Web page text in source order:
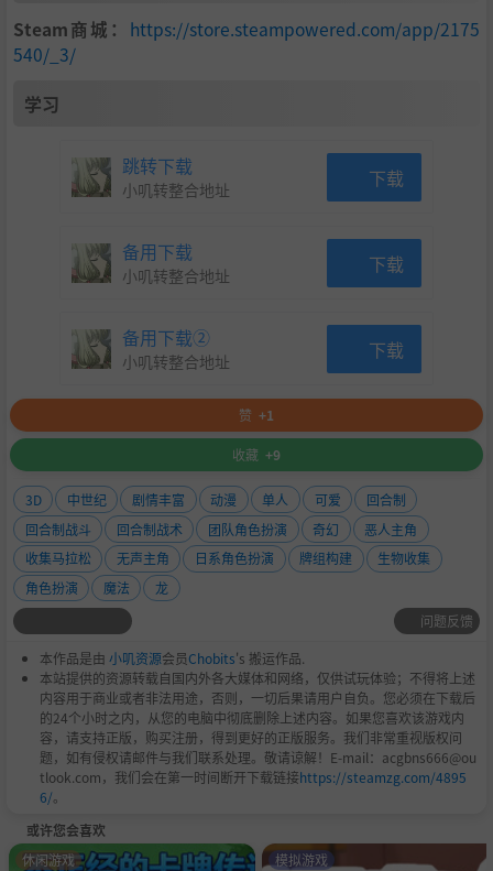
Steam商城： https://store.steampowered.com/app/2175
540/_3/
学习
跳转下载
小叽转整合地址 下载
备用下载
小叽转整合地址 下载
备用下载②
小叽转整合地址 下载
赞 +1
收藏 +9
3D 中世纪 剧情丰富 动漫 单人 可爱
回合制
回合制战斗
回合制战术 团队角色扮演 奇幻
恶人主角
收集马拉松
无声主角 日系角色扮演 牌组构建
生物收集
角色扮演
魔法
龙
问题反馈
本作品是由 小叽资源会员Chobits's 搬运作品.
本站提供的资源转载自国内外各大媒体和网络，仅供试玩体验；不得将上述
内容用于商业或者非法用途，否则，一切后果请用户自负。您必须在下载后
的24个小时之内，从您的电脑中彻底删除上述内容。如果您喜欢该游戏内
容，请支持正版，购买注册，得到更好的正版服务。我们非常重视版权问
题，如有侵权请邮件与我们联系处理。敬请谅解！E-mail：acgbns666@ou
tlook.com，我们会在第一时间断开下载链接https://steamzg.com/4895
6/。
或许您会喜欢
休闲游戏 模拟游戏